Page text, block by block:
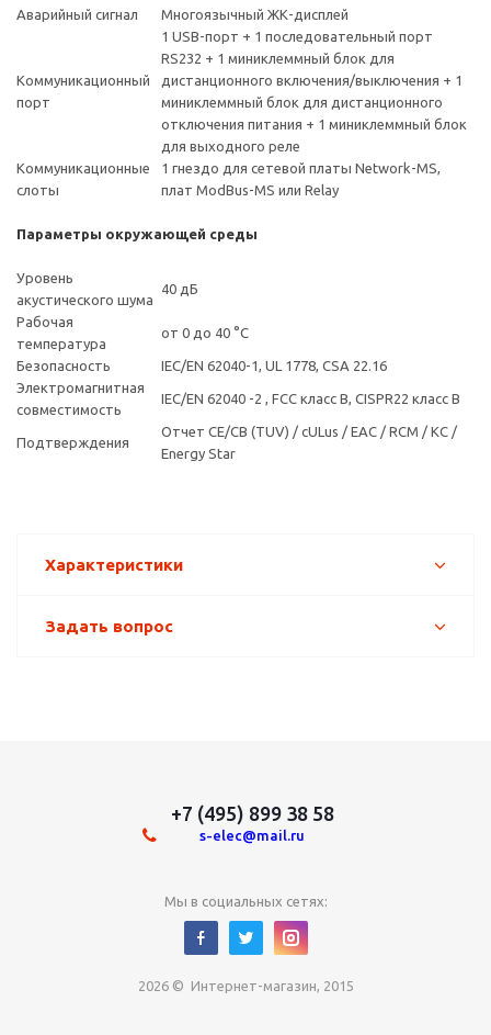
Аварийный сигнал Многоязычный ЖК-дисплей
Коммуникационный
порт
1 USB-порт + 1 последовательный порт
RS232 + 1 миниклеммный блок для
дистанционного включения/выключения + 1
миниклеммный блок для дистанционного
отключения питания + 1 миниклеммный блок
для выходного реле
Коммуникационные
слоты
1 гнездо для сетевой платы Network-MS,
плат ModBus-MS или Relay
Параметры окружающей среды
Уровень
акустического шума
40 дБ
Рабочая
температура
от 0 до 40 °C
Безопасность
IEC/EN 62040-1, UL 1778, CSA 22.16
Электромагнитная
совместимость
IEC/EN 62040 -2 , FCC класс B, CISPR22 класс B
Подтверждения
Отчет CE/CB (TUV) / cULus / EAC / RCM / KC /
Energy Star
Характеристики
Задать вопрос
+7 (495) 899 38 58
s-elec@mail.ru
Мы в социальных сетях:
2026 © Интернет-магазин, 2015